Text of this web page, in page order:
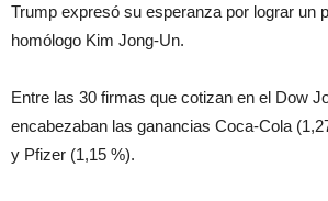
Trump expresó su esperanza por lograr un
homólogo Kim Jong-Un.
Entre las 30 firmas que cotizan en el Dow
encabezaban las ganancias Coca-Cola
y Pfizer (1,15 %).